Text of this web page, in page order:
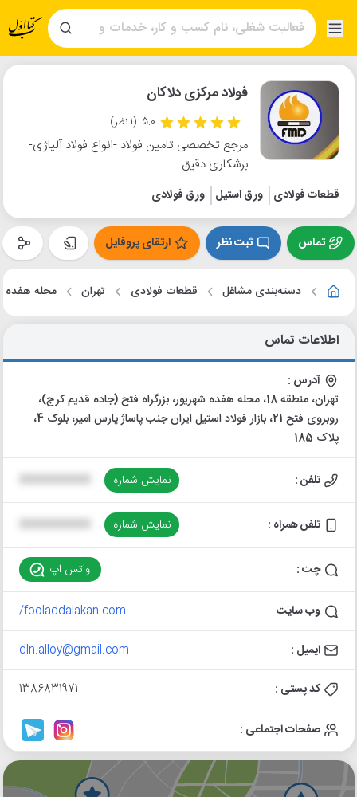
فولاد مرکزی دلاکان
5.0 (1 نظر)
مرجع تخصصی تامین فولاد -انواع فولاد آلیاژی-
برشکاری دقیق
قطعات فولادی ورق استیل ورق فولادی
تماس ثبت نظر ارتقای پروفایل
دسته‌بندی مشاغل قطعات فولادی تهران محله هفده
اطلاعات تماس
آدرس :
تهران، منطقه 18، محله هفده شهریور، بزرگراه فتح (جاده قدیم کرج)،
روبروی فتح 21، بازار فولاد استیل ایران جنب پاساژ پارس امیر، بلوک 4،
پلاک 185
تلفن : نمایش شماره
تلفن همراه : نمایش شماره
چت : واتس اپ
وب سایت fooladdalakan.com/
ایمیل : dln.alloy@gmail.com
کد پستی : 1386831971
صفحات اجتماعی :